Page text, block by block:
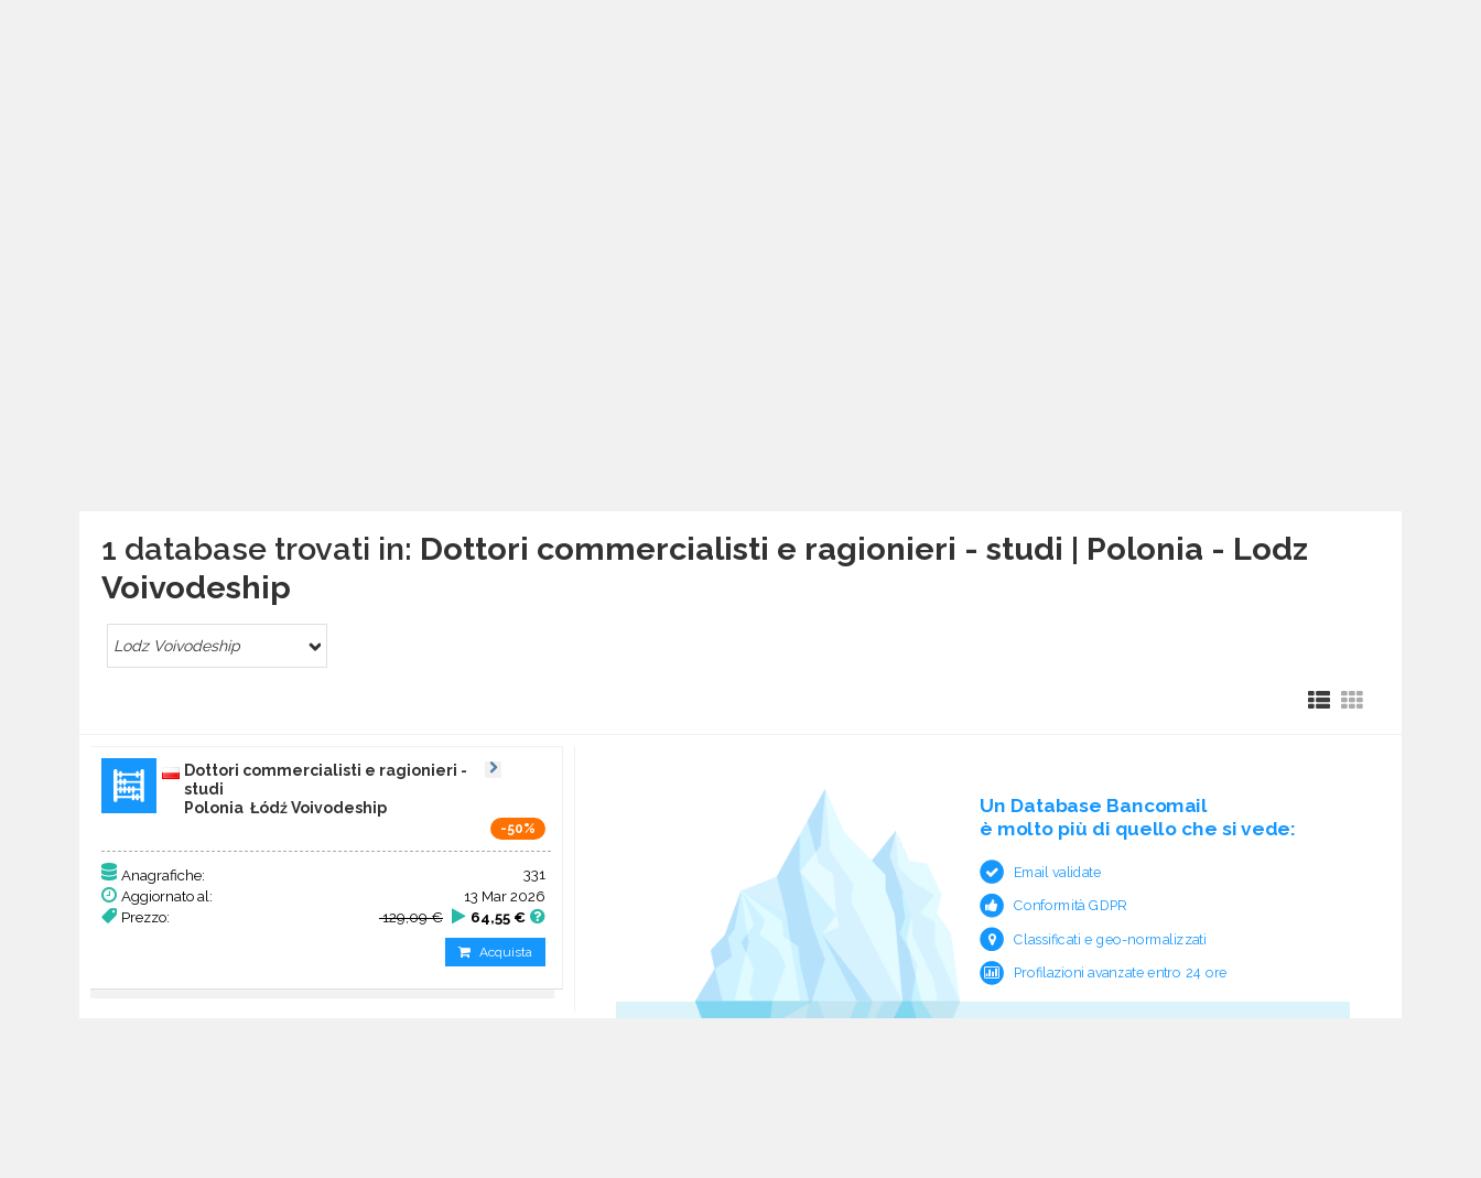
1 database trovati in: Dottori commercialisti e ragionieri - studi | Polonia - Lodz
Voivodeship
Lodz Voivodeship
Dottori commercialisti e ragionieri -
studi
Polonia Łódź Voivodeship
-50%
Anagrafiche:
331
Aggiornato al:
13 Mar 2026
Prezzo:
129,09 € 64,55 €
Acquista
Un Database Bancomail
è molto più di quello che si vede:
Email validate
Conformità GDPR
Classificati e geo-normalizzati
Profilazioni avanzate entro 24 ore